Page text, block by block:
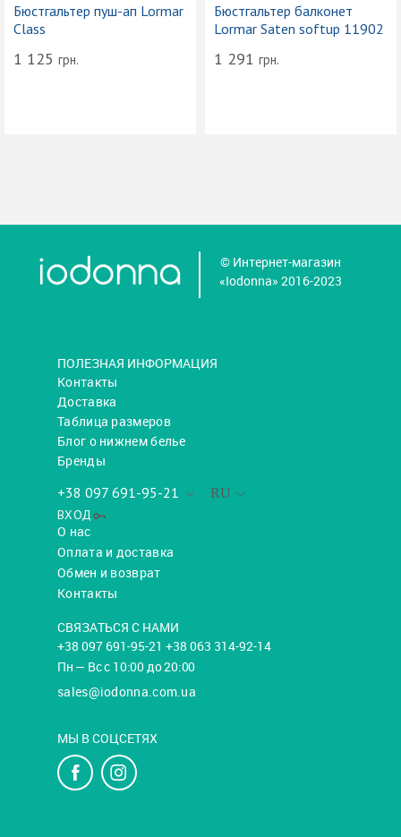
Бюстгальтер пуш-ап Lormar
Class
1 125 грн.
Бюстгальтер балконет
Lormar Saten softup 11902
1 291 грн.
© Интернет-магазин
«Iodonna» 2016-2023
ПОЛЕЗНАЯ ИНФОРМАЦИЯ
Контакты
Доставка
Таблица размеров
Блог о нижнем белье
Бренды
RU
+38 097 691-95-21
ВХОД
О нас
Оплата и доставка
Обмен и возврат
Контакты
СВЯЗАТЬСЯ С НАМИ
+38 097 691-95-21 +38 063 314-92-14
Пн — Вс с 10:00 до 20:00
sales@iodonna.com.ua
МЫ В СОЦСЕТЯХ